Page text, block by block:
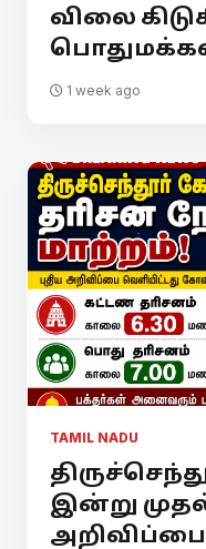
விலை
1 week ago
TAMIL NADU
இன்று